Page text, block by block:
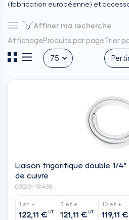
(fabrication européenne) et
Affiner ma recherche
Affichage Produits par pageTrier
Liaison frigorifique double 1/
de cuivre
050201-101438
1 et +
122,11 € HT
3 et +
121,11 € HT
10 et +
119,11 €